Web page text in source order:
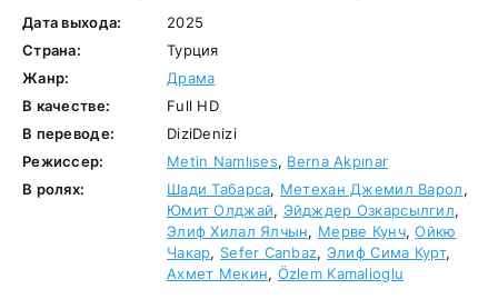
Дата выхода:
2025
Страна:
Турция
Жанр:
Драма
В качестве:
Full HD
В переводе:
DiziDenizi
Режиссер:
Metin Namlıses, Berna Akpınar
В ролях:
Шади Табарса, Метехан Джемил Варол,
Юмит Олджай, Эйдждер Озкарсылгил,
Элиф Хилал Ялчын, Мерве Кунч,Ойкю
Чакар, Sefer Canbaz, Элиф Сима Курт,
Ахмет Мекин, Özlem Kamalioglu